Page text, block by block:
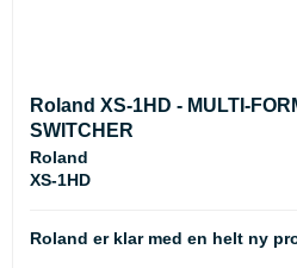
Roland XS-1HD - MULTI-
SWITCHER
Roland
XS-1HD
Roland er klar med en helt ny